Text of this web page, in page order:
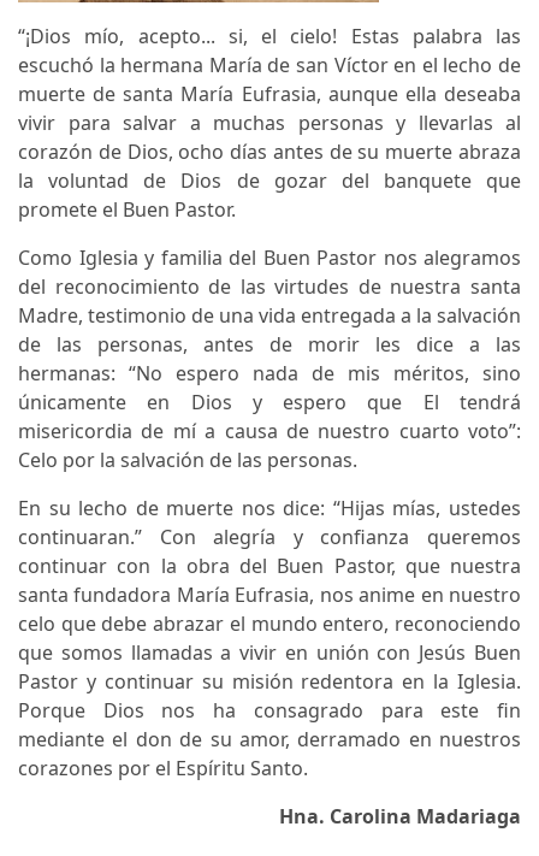
“¡Dios mío, acepto... si, el cielo! Estas palabra las
escuchó la hermana María de san Víctor en el lecho de
muerte de santa María Eufrasia, aunque ella deseaba
vivir para salvar a muchas personas y llevarlas al
corazón de Dios, ocho días antes de su muerte abraza
la voluntad de Dios de gozar del banquete que
promete el Buen Pastor.
Como Iglesia y familia del Buen Pastor nos alegramos
del reconocimiento de las virtudes de nuestra santa
Madre, testimonio de una vida entregada a la salvación
de las personas, antes de morir les dice a las
hermanas: “No espero nada de mis méritos, sino
únicamente en Dios y espero que El tendrá
misericordia de mí a causa de nuestro cuarto voto”:
Celo por la salvación de las personas.
En su lecho de muerte nos dice: “Hijas mías, ustedes
continuaran.” Con alegría y confianza queremos
continuar con la obra del Buen Pastor, que nuestra
santa fundadora María Eufrasia, nos anime en nuestro
celo que debe abrazar el mundo entero, reconociendo
que somos llamadas a vivir en unión con Jesús Buen
Pastor y continuar su misión redentora en la Iglesia.
Porque Dios nos ha consagrado para este fin
mediante el don de su amor, derramado en nuestros
corazones por el Espíritu Santo.
Hna. Carolina Madariaga